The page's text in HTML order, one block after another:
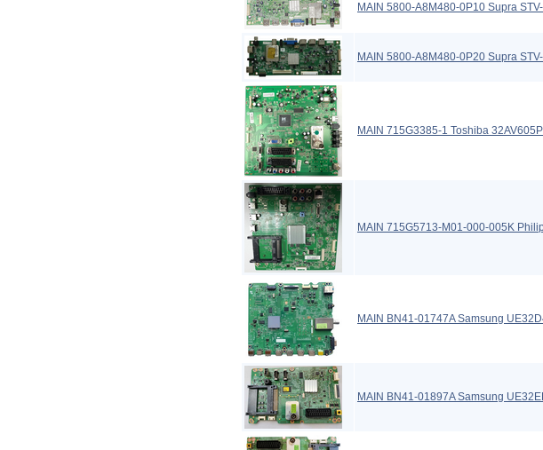
MAIN 5800-A8M480-0P10 Supra
MAIN 5800-A8M480-0P20 Supra
MAIN 715G3385-1 Toshiba
MAIN 715G5713-M01-000-005K
MAIN BN41-01747A Samsung
MAIN BN41-01897A Samsung